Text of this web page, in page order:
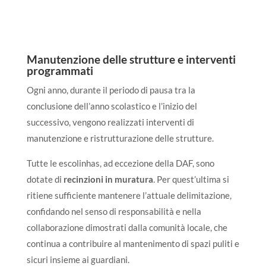
Manutenzione delle strutture e interventi
programmati
Ogni anno, durante il periodo di pausa tra la
conclusione dell’anno scolastico e l’inizio del
successivo, vengono realizzati interventi di
manutenzione e ristrutturazione delle strutture.
Tutte le escolinhas, ad eccezione della DAF, sono
dotate di recinzioni in muratura. Per quest’ultima si
ritiene sufficiente mantenere l’attuale delimitazione,
confidando nel senso di responsabilità e nella
collaborazione dimostrati dalla comunità locale, che
continua a contribuire al mantenimento di spazi puliti e
sicuri insieme ai guardiani.